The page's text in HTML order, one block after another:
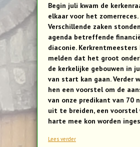
Begin juli kwam de
elkaar voor het zomerreces.
Verschillende zaken
agenda betreffende
diaconie. Kerkrentmeesters
melden dat het groot
de kerkelijke gebouwen in
van start kan gaan. Verder
hen een voorstel om de
van onze predikant van 70
uit te breiden, een voorstel
harte mee kon worden
Lees verder